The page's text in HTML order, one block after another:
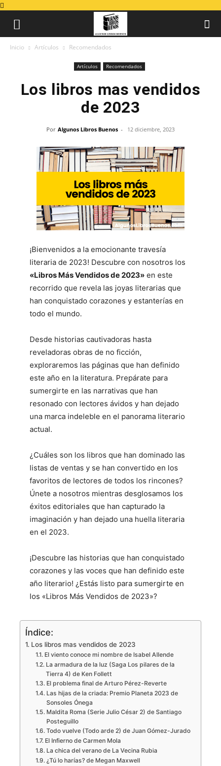
Inicio Artículos Recomendados
Artículos Recomendados
Los libros mas vendidos
de 2023
Por Algunos Libros Buenos - 12 diciembre, 2023
¡Bienvenidos a la emocionante travesía
literaria de 2023! Descubre con nosotros los
«Libros Más Vendidos de 2023» en este
recorrido que revela las joyas literarias que
han conquistado corazones y estanterías en
todo el mundo.
Desde historias cautivadoras hasta
reveladoras obras de no ficción,
exploraremos las páginas que han definido
este año en la literatura. Prepárate para
sumergirte en las narrativas que han
resonado con lectores ávidos y han dejado
una marca indeleble en el panorama literario
actual.
¿Cuáles son los libros que han dominado las
listas de ventas y se han convertido en los
favoritos de lectores de todos los rincones?
Únete a nosotros mientras desglosamos los
éxitos editoriales que han capturado la
imaginación y han dejado una huella literaria
en el 2023.
¡Descubre las historias que han conquistado
corazones y las voces que han definido este
año literario! ¿Estás listo para sumergirte en
los «Libros Más Vendidos de 2023»?
Índice:
Los libros mas vendidos de 2023
El viento conoce mi nombre de Isabel Allende
La armadura de la luz (Saga Los pilares de la
Tierra 4) de Ken Follett
El problema final de Arturo Pérez-Reverte
Las hijas de la criada: Premio Planeta 2023 de
Sonsoles Ónega
Maldita Roma (Serie Julio César 2) de Santiago
Posteguillo
Todo vuelve (Todo arde 2) de Juan Gómez-Jurado
El Infierno de Carmen Mola
La chica del verano de La Vecina Rubia
¿Tú lo harías? de Megan Maxwell